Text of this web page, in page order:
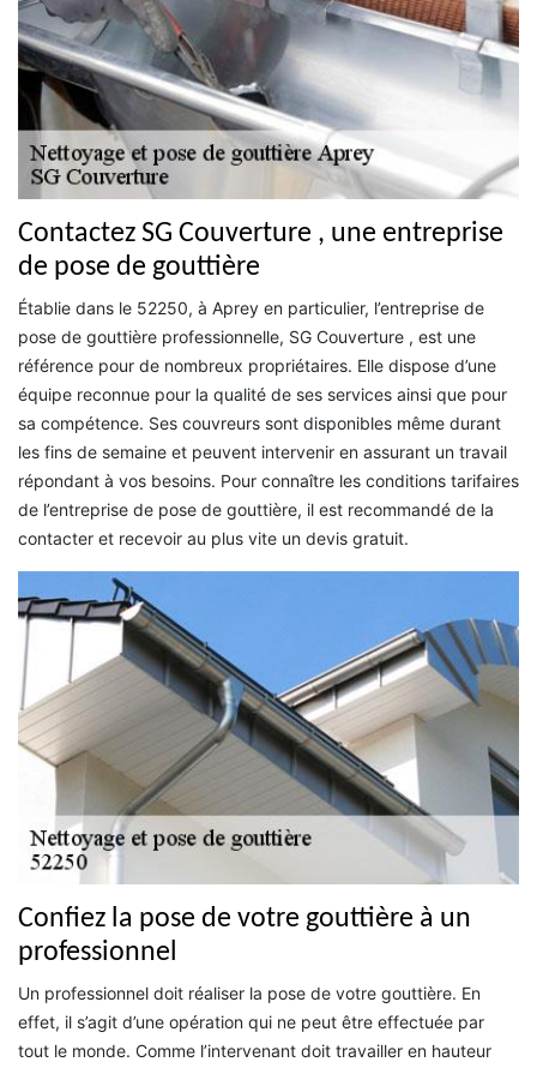
Contactez SG Couverture , une entreprise
de pose de gouttière
Établie dans le 52250, à Aprey en particulier, l’entreprise de
pose de gouttière professionnelle, SG Couverture , est une
référence pour de nombreux propriétaires. Elle dispose d’une
équipe reconnue pour la qualité de ses services ainsi que pour
sa compétence. Ses couvreurs sont disponibles même durant
les fins de semaine et peuvent intervenir en assurant un travail
répondant à vos besoins. Pour connaître les conditions tarifaires
de l’entreprise de pose de gouttière, il est recommandé de la
contacter et recevoir au plus vite un devis gratuit.
Confiez la pose de votre gouttière à un
professionnel
Un professionnel doit réaliser la pose de votre gouttière. En
effet, il s’agit d’une opération qui ne peut être effectuée par
tout le monde. Comme l’intervenant doit travailler en hauteur